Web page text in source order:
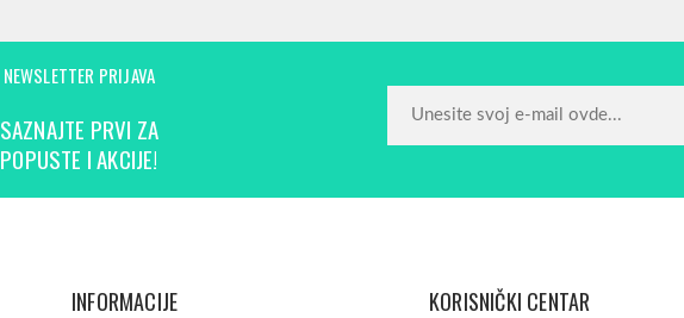
NEWSLETTER PRIJAVA
SAZNAJTE PRVI ZA
POPUSTE I AKCIJE!
INFORMACIJE KORISNIČKI CENTAR